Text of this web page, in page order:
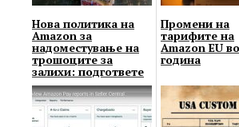
Нова политика на
Amazon за
надоместување на
трошоците за
залихи: подгответе
се за загуби
Промени на
тарифите на
Amazon EU
година